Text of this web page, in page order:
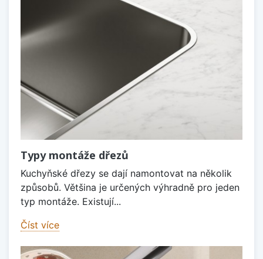
Typy montáže dřezů
Kuchyňské dřezy se dají namontovat na několik
způsobů. Většina je určených výhradně pro jeden
typ montáže. Existují...
Číst více